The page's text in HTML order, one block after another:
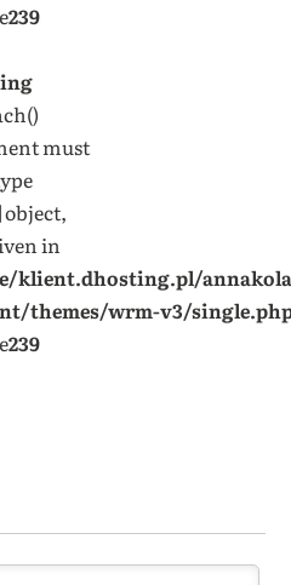
239
must
in
klient.dhosting.pl/
themes/wrm-v3/
239